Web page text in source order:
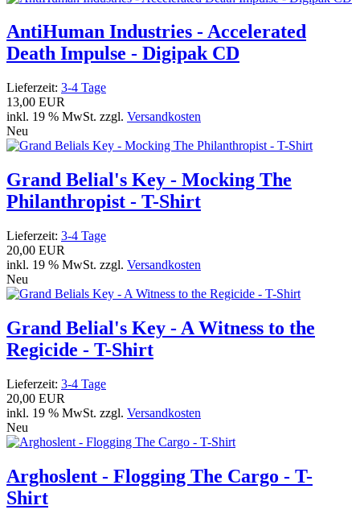
AntiHuman Industries - Accelerated
Death Impulse - Digipak CD
Lieferzeit: 3-4 Tage
13,00 EUR
inkl. 19 % MwSt. zzgl. Versandkosten
Neu
Grand Belial's Key - Mocking The
Philanthropist - T-Shirt
Lieferzeit: 3-4 Tage
20,00 EUR
inkl. 19 % MwSt. zzgl. Versandkosten
Neu
Grand Belial's Key - A Witness to the
Regicide - T-Shirt
Lieferzeit: 3-4 Tage
20,00 EUR
inkl. 19 % MwSt. zzgl. Versandkosten
Neu
Arghoslent - Flogging The Cargo - T-
Shirt